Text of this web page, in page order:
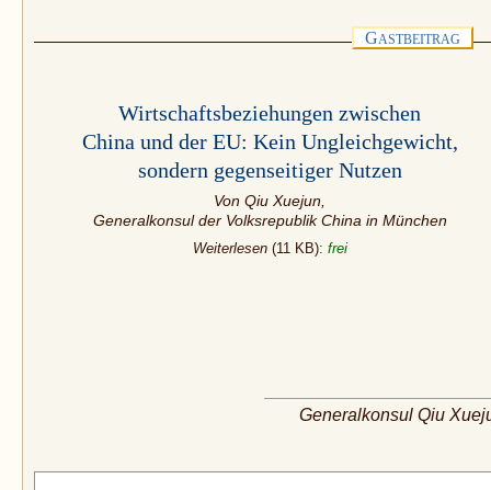
GASTBEITRAG
Wirtschaftsbeziehungen zwischen
China und der EU: Kein Ungleichgewicht,
sondern gegenseitiger Nutzen
Von Qiu Xuejun,
Generalkonsul der Volksrepublik China in München
Weiterlesen(11 KB): frei
Generalkonsul Qiu